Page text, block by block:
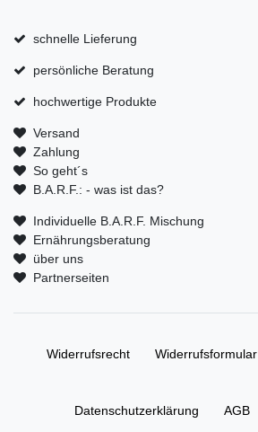
schnelle Lieferung
persönliche Beratung
hochwertige Produkte
Versand
Zahlung
So geht´s
B.A.R.F.: - was ist das?
Individuelle B.A.R.F. Mischung
Ernährungsberatung
über uns
Partnerseiten
Widerrufs­recht Widerrufs­formular
Daten­schutz­erklärung AGB